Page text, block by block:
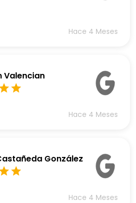
Hace 4 Meses
Valencian
Hace 4 Meses
González
Hace 4 Meses